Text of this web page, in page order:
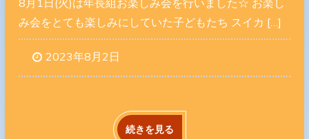
8月1日(火)は年長組お楽しみ会を行いました☆ お楽し
み会をとても楽しみにしていた子どもたち スイカ […]
2023年8月2日
続きを見る